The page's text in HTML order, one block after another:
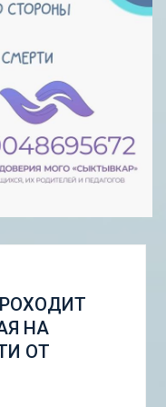
НА
ОТ